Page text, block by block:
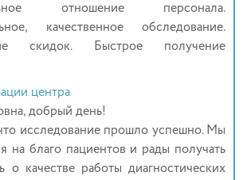
отношение персонала.
качественное обследование.
скидок. Быстрое получение
центра
добрый день!
исследование прошло успешно. Мы
на благо пациентов и рады получать
о качестве работы диагностических